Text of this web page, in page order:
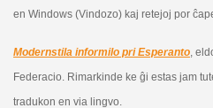
en Windows (Vindozo) kaj retejoj por
Modernstila informilo pri Esperanto,
Federacio. Rimarkinde ke ĝi estas jam
tradukon en via lingvo.